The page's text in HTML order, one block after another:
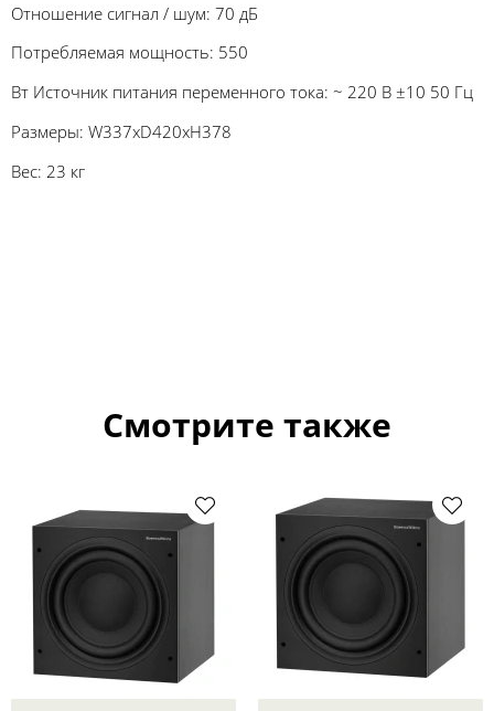
Отношение сигнал / шум: 70 дБ
Потребляемая мощность: 550
Вт Источник питания переменного тока: ~ 220 В ±10 50 Гц
Размеры: W337xD420xH378
Вес: 23 кг
Смотрите также